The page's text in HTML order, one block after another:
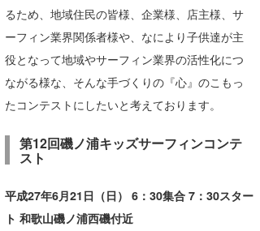
るため、地域住民の皆様、企業様、店主様、サ
ーフィン業界関係者様や、なにより子供達が主
役となって地域やサーフィン業界の活性化につ
ながる様な、そんな手づくりの『心』のこもっ
たコンテストにしたいと考えております。
第12回磯ノ浦キッズサーフィンコンテ
スト
平成27年6月21日（日） 6：30集合 7：30スター
ト 和歌山磯ノ浦西磯付近
大阪
四国
沖縄
サーファーズ
ライター/寄稿メディア